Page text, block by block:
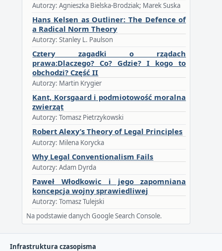
Autorzy: Agnieszka Bielska-Brodziak; Marek Suska
Hans Kelsen as Outliner: The Defence of
a Radical Norm Theory
Autorzy: Stanley L. Paulson
Cztery zagadki o rządach
prawa:Dlaczego? Co? Gdzie? I kogo to
obchodzi? Część II
Autorzy: Martin Krygier
Kant, Korsgaard i podmiotowość moralna
zwierząt
Autorzy: Tomasz Pietrzykowski
Robert Alexy’s Theory of Legal Principles
Autorzy: Milena Korycka
Why Legal Conventionalism Fails
Autorzy: Adam Dyrda
Paweł Włodkowic i jego zapomniana
koncepcja wojny sprawiedliwej
Autorzy: Tomasz Tulejski
Na podstawie danych Google Search Console.
Infrastruktura czasopisma